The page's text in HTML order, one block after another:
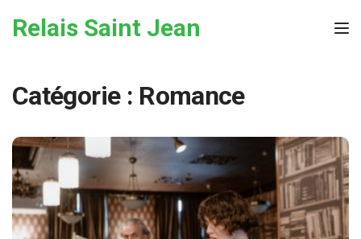
Relais Saint Jean
Catégorie : Romance